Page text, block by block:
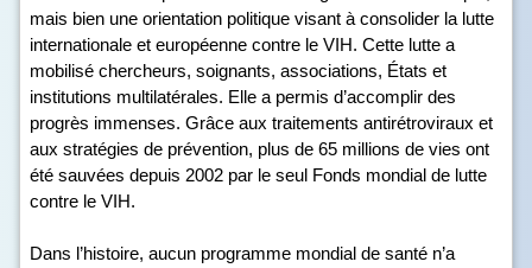
mais bien une orientation politique visant à consolider la lutte
internationale et européenne contre le VIH. Cette lutte a
mobilisé chercheurs, soignants, associations, États et
institutions multilatérales. Elle a permis d’accomplir des
progrès immenses. Grâce aux traitements antirétroviraux et
aux stratégies de prévention, plus de 65 millions de vies ont
été sauvées depuis 2002 par le seul Fonds mondial de lutte
contre le VIH.
Dans l’histoire, aucun programme mondial de santé n’a